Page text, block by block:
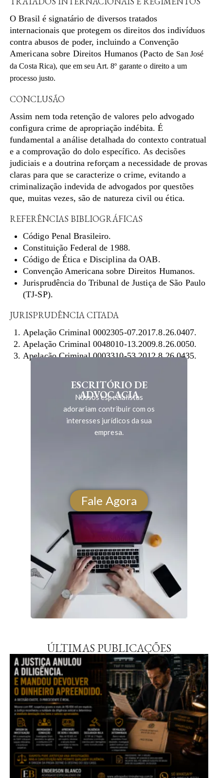
O Brasil é signatário de diversos tratados
internacionais que protegem os direitos dos indivíduos
contra abusos de poder, incluindo a Convenção
Americana sobre Direitos Humanos (Pacto de San José
da Costa Rica), que em seu Art. 8º garante o direito a um
processo justo.
CONCLUSÃO
Assim nem toda retenção de valores pelo advogado
configura crime de apropriação indébita. É
fundamental a análise detalhada do contexto contratual
e a comprovação do dolo específico. As decisões
judiciais e a doutrina reforçam a necessidade de provas
claras para que se caracterize o crime, evitando a
criminalização indevida de advogados por questões
que, muitas vezes, são de natureza civil ou ética.
REFERÊNCIAS BIBLIOGRÁFICAS
Código Penal Brasileiro.
Constituição Federal de 1988.
Código de Ética e Disciplina da OAB.
Convenção Americana sobre Direitos Humanos.
Jurisprudência do Tribunal de Justiça de São Paulo
(TJ-SP).
JURISPRUDÊNCIA CITADA
Apelação Criminal 0002305-07.2017.8.26.0407.
Apelação Criminal 0048010-13.2009.8.26.0050.
Apelação Criminal 0003310-53.2012.8.26.0435.
ESCRITÓRIO DE
ADVOCACIA
Nossos especialistas
adorariam contribuir com os
interesses jurídicos da sua
empresa.
ÚLTIMAS PUBLICAÇÕES
Fale Agora